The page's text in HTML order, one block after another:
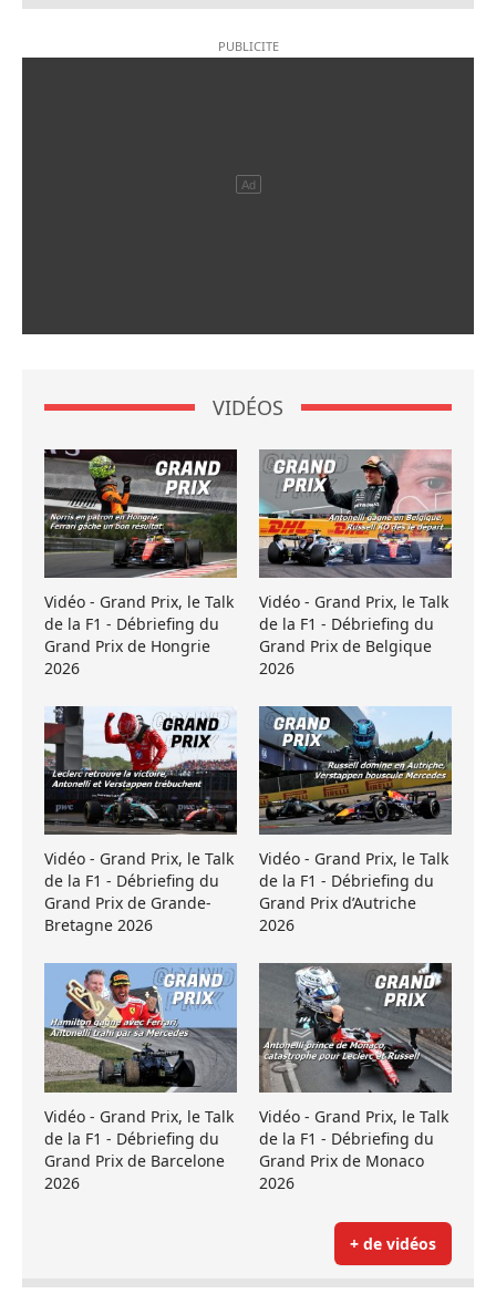
VIDÉOS
Vidéo - Grand Prix, le Talk
de la F1 - Débriefing du
Grand Prix de Hongrie
2026
Vidéo - Grand Prix, le Talk
de la F1 - Débriefing du
Grand Prix de Belgique
2026
Vidéo - Grand Prix, le Talk
de la F1 - Débriefing du
Grand Prix de Grande-
Bretagne 2026
Vidéo - Grand Prix, le Talk
de la F1 - Débriefing du
Grand Prix d’Autriche
2026
Vidéo - Grand Prix, le Talk
de la F1 - Débriefing du
Grand Prix de Barcelone
2026
Vidéo - Grand Prix, le Talk
de la F1 - Débriefing du
Grand Prix de Monaco
2026
+ de vidéos